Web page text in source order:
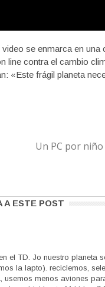
se enmarca en una
line contra el cambio
«Este frágil planeta
Un PC por
A ESTE POST
el TD. Jo nuestro planeta
la lapto). reciclemos,
menos aviones